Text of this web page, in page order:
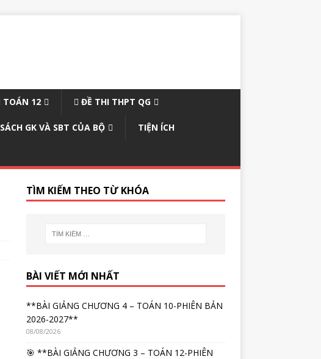
TOÁN 12 ĐỀ THI THPT QG
SÁCH GK VÀ SBT CỦA BỘ TIỆN ÍCH
TÌM KIẾM THEO TỪ KHÓA
BÀI VIẾT MỚI NHẤT
**BÀI GIẢNG CHƯƠNG 4 – TOÁN 10-PHIÊN BẢN
2026-2027**
08/08/2026
🎯 **BÀI GIẢNG CHƯƠNG 3 – TOÁN 12-PHIÊN